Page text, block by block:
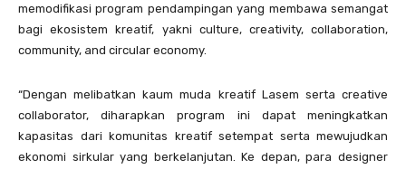
memodifikasi program pendampingan yang membawa semangat
bagi ekosistem kreatif, yakni culture, creativity, collaboration,
community, and circular economy.
“Dengan melibatkan kaum muda kreatif Lasem serta creative
collaborator, diharapkan program ini dapat meningkatkan
kapasitas dari komunitas kreatif setempat serta mewujudkan
ekonomi sirkular yang berkelanjutan. Ke depan, para designer